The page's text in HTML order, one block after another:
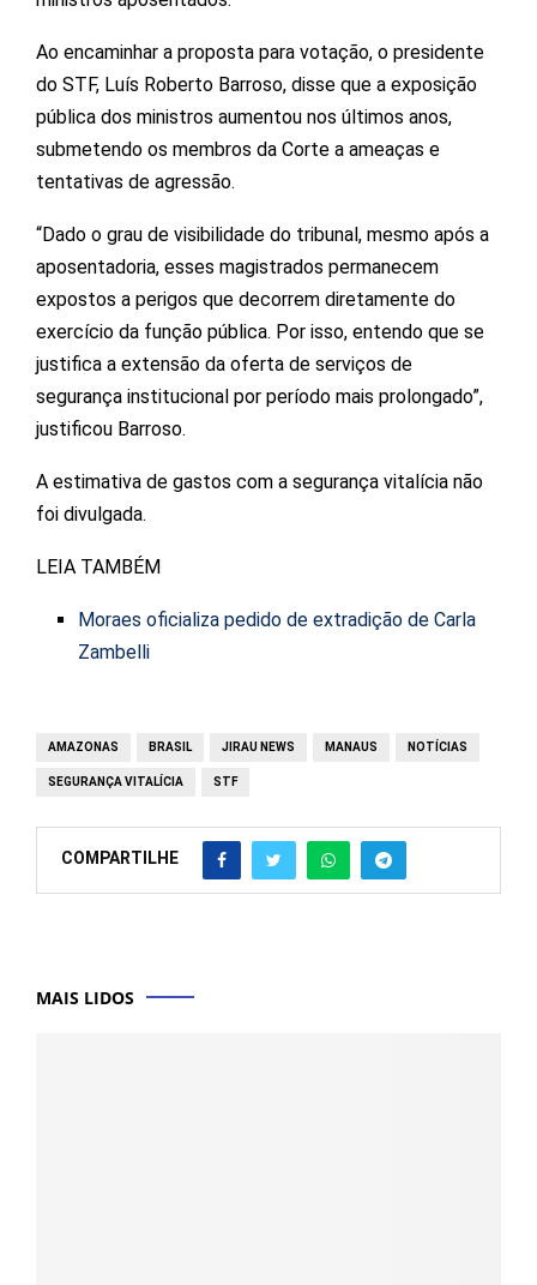
Ao encaminhar a proposta para votação, o presidente
do STF, Luís Roberto Barroso, disse que a exposição
pública dos ministros aumentou nos últimos anos,
submetendo os membros da Corte a ameaças e
tentativas de agressão.
“Dado o grau de visibilidade do tribunal, mesmo após a
aposentadoria, esses magistrados permanecem
expostos a perigos que decorrem diretamente do
exercício da função pública. Por isso, entendo que se
justifica a extensão da oferta de serviços de
segurança institucional por período mais prolongado”,
justificou Barroso.
A estimativa de gastos com a segurança vitalícia não
foi divulgada.
LEIA TAMBÉM
Moraes oficializa pedido de extradição de Carla
Zambelli
AMAZONAS BRASIL JIRAU NEWS MANAUS NOTÍCIAS
SEGURANÇA VITALÍCIA STF
COMPARTILHE
MAIS LIDOS